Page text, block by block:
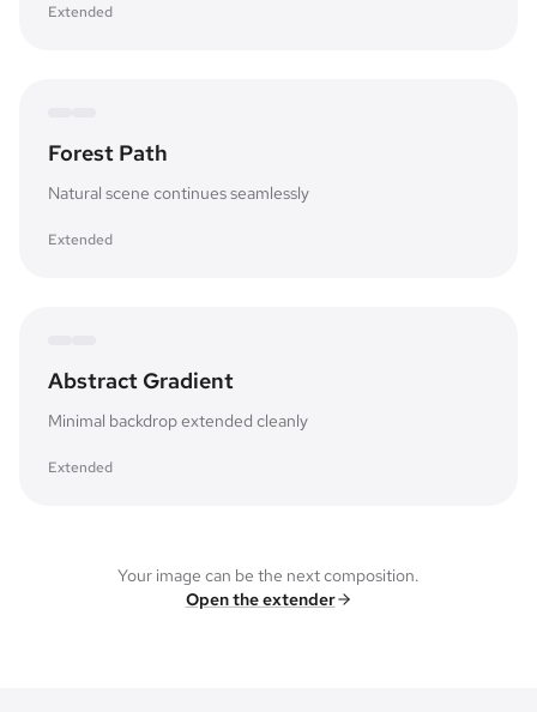
Extended
Forest Path
Natural scene continues seamlessly
Extended
Abstract Gradient
Minimal backdrop extended cleanly
Extended
Your image can be the next composition.
Open the extender